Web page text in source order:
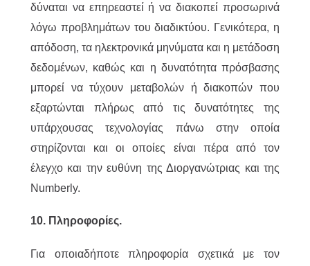
δύναται να επηρεαστεί ή να διακοπεί προσωρινά
λόγω προβλημάτων του διαδικτύου. Γενικότερα, η
απόδοση, τα ηλεκτρονικά μηνύματα και η μετάδοση
δεδομένων, καθώς και η δυνατότητα πρόσβασης
μπορεί να τύχουν μεταβολών ή διακοπών που
εξαρτώνται πλήρως από τις δυνατότητες της
υπάρχουσας τεχνολογίας πάνω στην οποία
στηρίζονται και οι οποίες είναι πέρα από τον
έλεγχο και την ευθύνη της Διοργανώτριας και της
Numberly.
10. Πληροφορίες.
Για οποιαδήποτε πληροφορία σχετικά με τον